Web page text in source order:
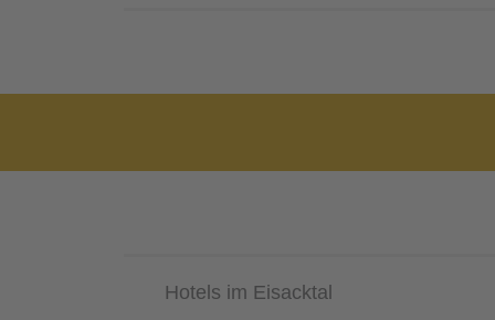
Hotels im Eisacktal